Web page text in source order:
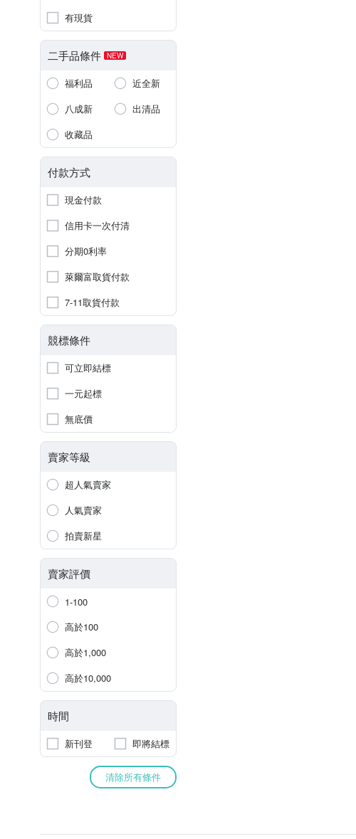
有現貨
二手品條件 NEW
福利品
近全新
八成新
出清品
收藏品
付款方式
現金付款
信用卡一次付清
分期0利率
萊爾富取貨付款
7-11取貨付款
競標條件
可立即結標
一元起標
無底價
賣家等級
超人氣賣家
人氣賣家
拍賣新星
賣家評價
1-100
高於100
高於1,000
高於10,000
時間
新刊登 即將結標
清除所有條件